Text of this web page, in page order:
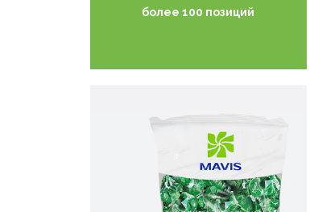
более 100 позиций